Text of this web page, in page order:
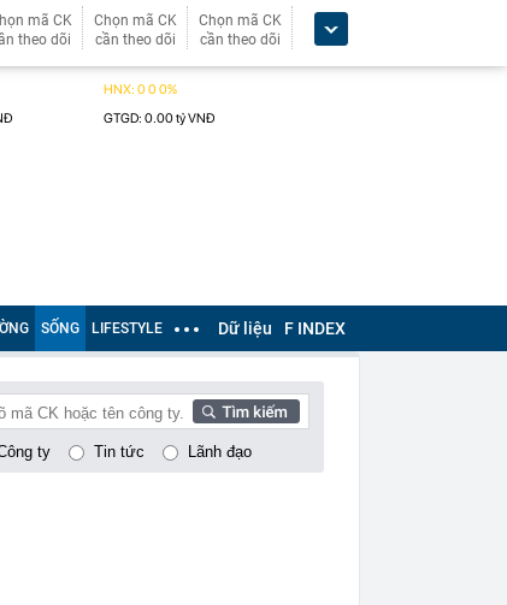
mã CK
theo dõi
Chọn mã CK
cần theo dõi
Chọn mã CK
cần theo dõi
SỐNG LIFESTYLE Dữ liệu F INDEX
ty Tin tức Lãnh đạo